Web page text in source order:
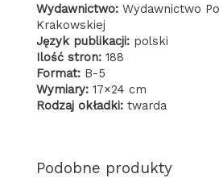
Wydawnictwo: Wydawnictwo
Krakowskiej
Język publikacji: polski
Ilość stron: 188
Format: B-5
Wymiary: 17×24 cm
Rodzaj okładki: twarda
Podobne produkty